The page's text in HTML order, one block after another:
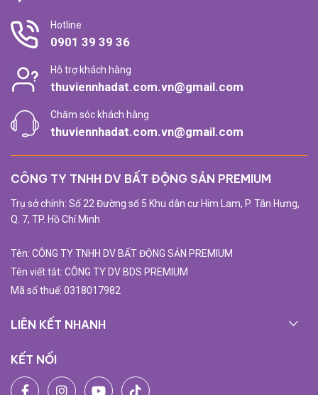
Hotline
0901 39 39 36
Hỗ trợ khách hàng
thuviennhadat.com.vn@gmail.com
Chăm sóc khách hàng
thuviennhadat.com.vn@gmail.com
CÔNG TY TNHH DV BẤT ĐỘNG SẢN PREMIUM
Trụ sở chính: Số 22 Đường số 5 Khu dân cư Him Lam, P. Tân Hưng,
Q. 7, TP. Hồ Chí Minh
Tên: CÔNG TY TNHH DV BẤT ĐỘNG SẢN PREMIUM
Tên viết tắt: CÔNG TY DV BDS PREMIUM
Mã số thuế: 0318017982
LIÊN KẾT NHANH
KẾT NỐI